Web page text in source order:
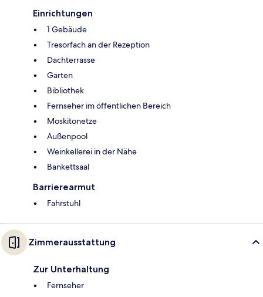
Einrichtungen
1 Gebäude
Tresorfach an der Rezeption
Dachterrasse
Garten
Bibliothek
Fernseher im öffentlichen Bereich
Moskitonetze
Außenpool
Weinkellerei in der Nähe
Bankettsaal
Barrierearmut
Fahrstuhl
Zimmerausstattung
Zur Unterhaltung
Fernseher